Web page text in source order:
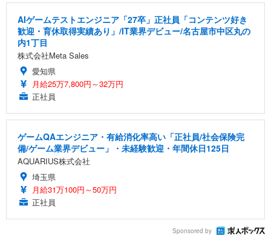
AIゲームテストエンジニア「27卒」正社員「コンテンツ好き
歓迎・育休取得実績あり」/IT業界デビュー/名古屋市中区丸の
内1丁目
株式会社Meta Sales
愛知県
月給25万7,800円～32万円
正社員
ゲームQAエンジニア・有給消化率高い「正社員/社会保険完
備/ゲーム業界デビュー」・未経験歓迎・年間休日125日
AQUARIUS株式会社
埼玉県
月給31万100円～50万円
正社員
Sponsored by